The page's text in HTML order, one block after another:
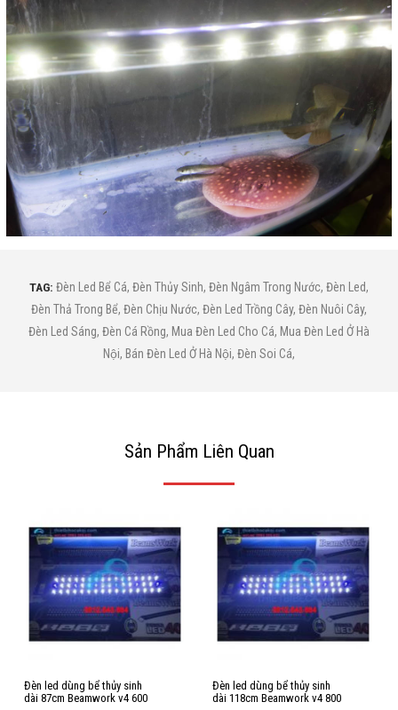
TAG: Đèn Led Bể Cá, Đèn Thủy Sinh, Đèn Ngâm Trong Nước, Đèn Led,
Đèn Thả Trong Bể, Đèn Chịu Nước, Đèn Led Trồng Cây, Đèn Nuôi Cây,
Đèn Led Sáng, Đèn Cá Rồng, Mua Đèn Led Cho Cá, Mua Đèn Led Ở Hà
Nội, Bán Đèn Led Ở Hà Nội, Đèn Soi Cá,
Sản Phẩm Liên Quan
Đèn led dùng bể thủy sinh
dài 87cm Beamwork v4 600
Đèn led dùng bể thủy sinh
dài 118cm Beamwork v4 800